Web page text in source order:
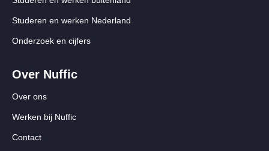
Studeren en werken Nederland
Onderzoek en cijfers
Over Nuffic
Over ons
Werken bij Nuffic
Contact